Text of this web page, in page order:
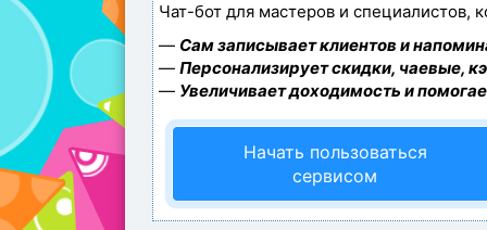
Чат-бот для мастеров и специалистов,
— Сам записывает клиентов и
— Персонализирует скидки, чаевые,
— Увеличивает доходимость и
Начать пользоваться
сервисом